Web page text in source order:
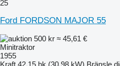
25
Ford FORDSON MAJOR 55
500 kr ≈ 45,61 €
Minitraktor
1955
Kraft 42.15 hk (30.98 kW) Bränsle